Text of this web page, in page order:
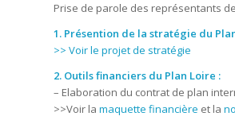
Prise de parole des représentants
1. Présention de la stratégie du
>> Voir le projet de stratégie
2. Outils financiers du Plan Loire :
– Elaboration du contrat de plan
>>Voir la maquette financière et la